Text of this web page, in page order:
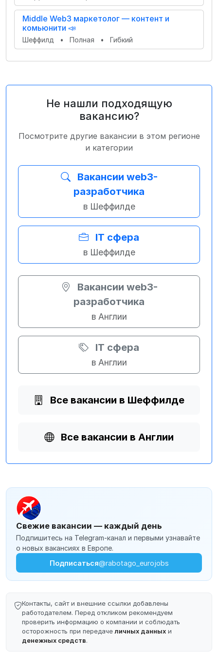
Middle Web3 маркетолог — контент и
комьюнити 📣
Шеффилд • Полная • Гибкий
Не нашли подходящую
вакансию?
Посмотрите другие вакансии в этом регионе
и категории
Вакансии web3-
разработчика
в Шеффилде
IT сфера
в Шеффилде
Вакансии web3-
разработчика
в Англии
IT сфера
в Англии
Все вакансии в Шеффилде
Все вакансии в Англии
Свежие вакансии — каждый день
Подпишитесь на Telegram-канал и первыми узнавайте
о новых вакансиях в Европе.
Подписаться@rabotago_eurojobs
Контакты, сайт и внешние ссылки добавлены
работодателем. Перед откликом рекомендуем
проверить информацию о компании и соблюдать
осторожность при передачеличных данных и
денежных средств.